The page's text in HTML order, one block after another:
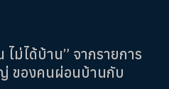
ม่ได้บ้าน” จากรายการ
ของคนผ่อนบ้านกับ